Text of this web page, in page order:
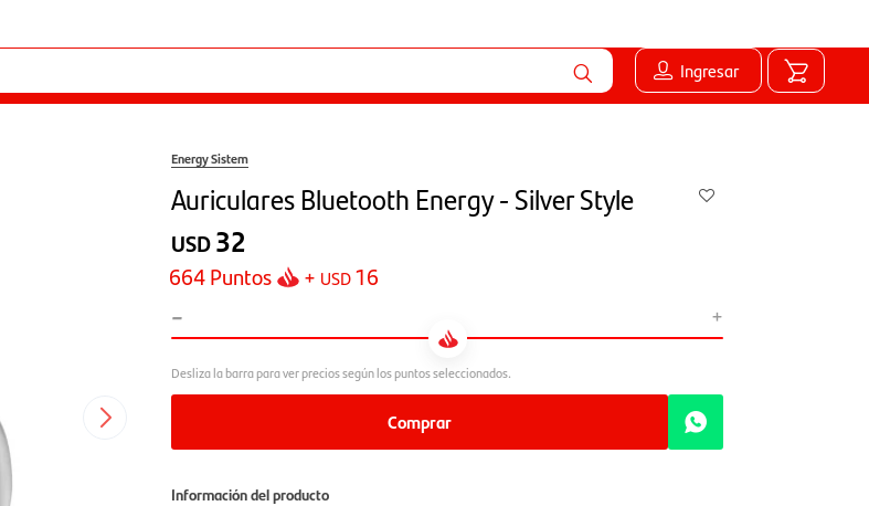
Ingresar
Energy Sistem
Auriculares Bluetooth Energy - Silver Style
USD32
664Puntos + USD16
- +
Comprar
Información del producto